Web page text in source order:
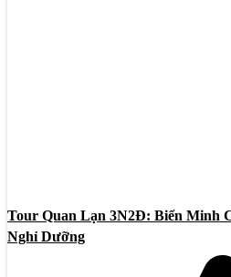
Tour Quan Lạn 3N2Đ: Biển Minh
Nghỉ Dưỡng